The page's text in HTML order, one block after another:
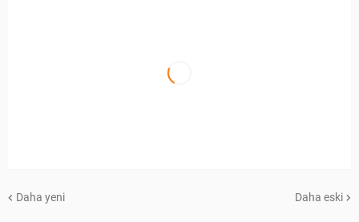
Daha yeni Daha eski